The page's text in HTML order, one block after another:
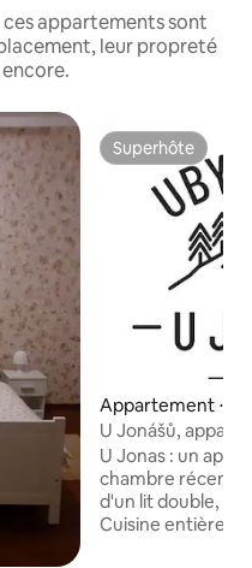
appartements sont
leur propreté
Superhôte
Superhôte
Appartement ⋅
U Jonášů,
personnes près
U Jonas : un
chambre
d'un lit double, 1
Cuisine